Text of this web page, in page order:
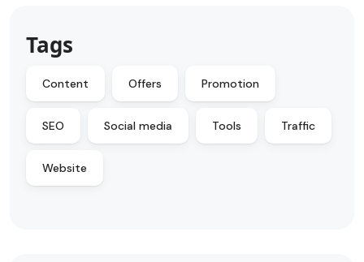
Tags
Content Offers Promotion
SEO Social media Tools Traffic
Website